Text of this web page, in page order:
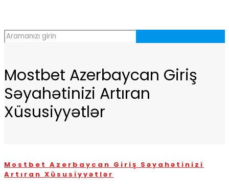
Mostbet Azerbaycan Giriş
Səyahətinizi Artıran
Xüsusiyyətlər
Mostbet Azerbaycan Giriş Səyahətinizi
Artıran Xüsusiyyətlər